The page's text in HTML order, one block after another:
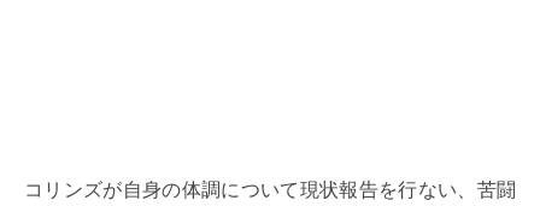
コリンズが自身の体調について現状報告を行ない、苦闘